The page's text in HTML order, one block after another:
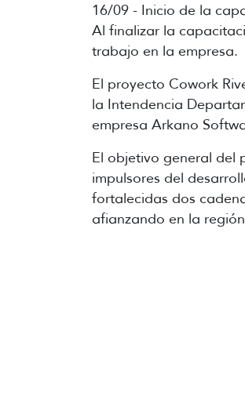
16/09 - Inicio de la
Al finalizar la
trabajo en la empresa.
El proyecto Cowork
la Intendencia
empresa Arkano
El objetivo general del
impulsores del
fortalecidas dos
afianzando en la